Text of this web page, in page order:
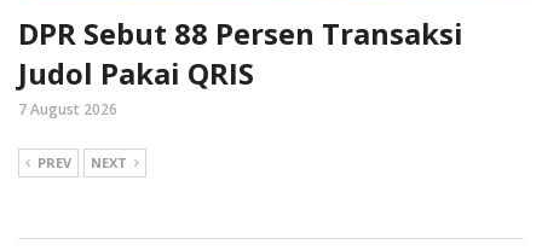
DPR Sebut 88 Persen Transaksi
Judol Pakai QRIS
7 August 2026
PREV NEXT